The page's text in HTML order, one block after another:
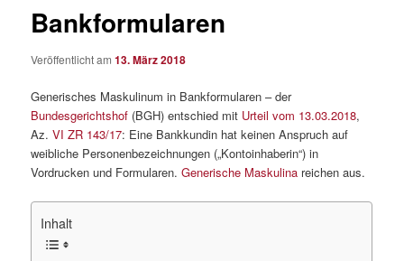
Bankformularen
Veröffentlicht am13. März 2018
Generisches Maskulinum in Bankformularen – der
Bundesgerichtshof (BGH) entschied mit Urteil vom 13.03.2018,
Az.VI ZR 143/17: Eine Bankkundin hat keinen Anspruch auf
weibliche Personenbezeichnungen („Kontoinhaberin“) in
Vordrucken und Formularen.Generische Maskulina reichen aus.
Inhalt